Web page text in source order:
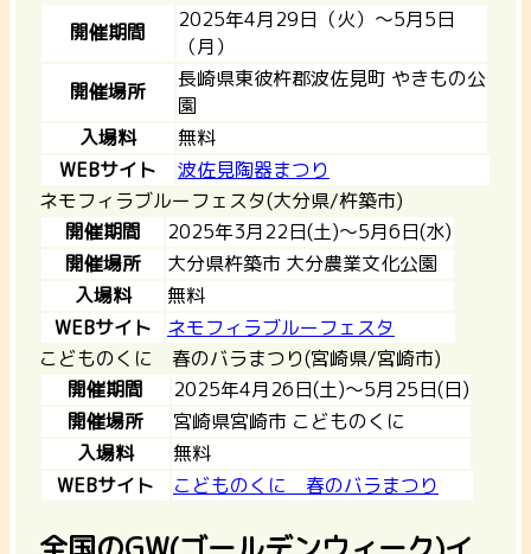
開催期間
2025年4月29日（火）～5月5日
（月）
開催場所
長崎県東彼杵郡波佐見町 やきもの公
園
入場料
無料
WEBサイト
波佐見陶器まつり
ネモフィラブルーフェスタ(大分県/杵築市)
開催期間
2025年3月22日(土)～5月6日(水)
開催場所
大分県杵築市 大分農業文化公園
入場料
無料
WEBサイト
ネモフィラブルーフェスタ
こどものくに 春のバラまつり(宮崎県/宮崎市)
開催期間
2025年4月26日(土)～5月25日(日)
開催場所
宮崎県宮崎市 こどものくに
入場料
無料
WEBサイト
こどものくに 春のバラまつり